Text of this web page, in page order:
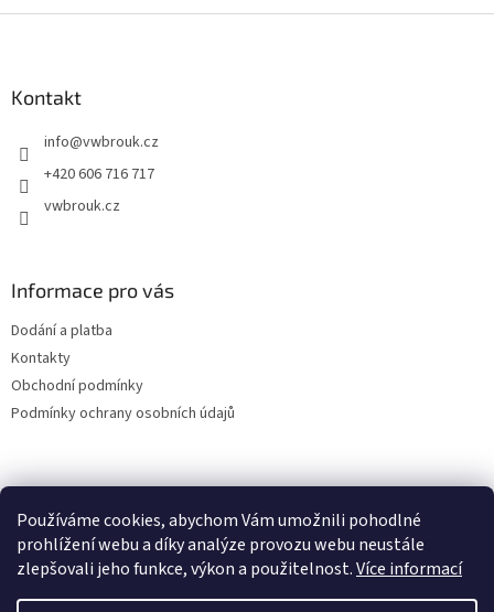
Používáme cookies, abychom Vám umožnili pohodlné
prohlížení webu a díky analýze provozu webu neustále
zlepšovali jeho funkce, výkon a použitelnost.Více informací
Kontakt
info@vwbrouk.cz
+420 606 716 717
vwbrouk.cz
Informace pro vás
Dodání a platba
Kontakty
Obchodní podmínky
Podmínky ochrany osobních údajů